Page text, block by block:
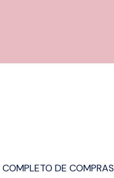
COMPLETO DE COMPRAS